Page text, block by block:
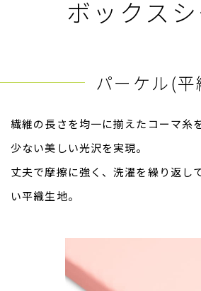
ボックス
パーケル(平
繊維の長さを均一に揃えたコーマ糸
少ない美しい光沢を実現。
丈夫で摩擦に強く、洗濯を繰り返し
い平織生地。